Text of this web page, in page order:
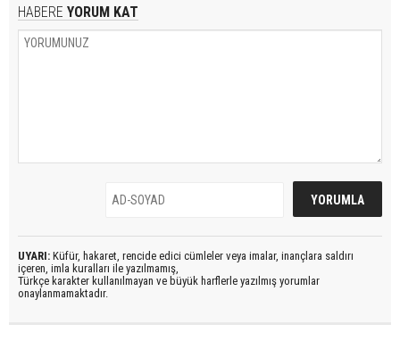
HABERE YORUM KAT
UYARI: Küfür, hakaret, rencide edici cümleler veya imalar, inançlara saldırı
içeren, imla kuralları ile yazılmamış,
Türkçe karakter kullanılmayan ve büyük harflerle yazılmış yorumlar
onaylanmamaktadır.